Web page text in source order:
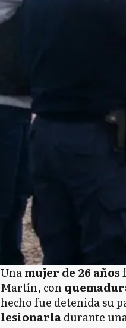
Unamujer de 26 años
Martín, con
hecho fue detenida su
lesionarladurante